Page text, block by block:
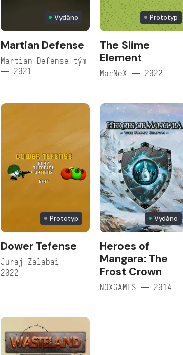
Vydáno
Martian Defense
Martian Defense tým
— 2021
Prototyp
The Slime
Element
MarNeX — 2022
Prototyp
Dower Tefense
Juraj Zalabai —
2022
Vydáno
Heroes of
Mangara: The
Frost Crown
NOXGAMES — 2014